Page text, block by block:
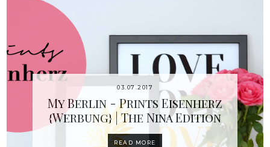
03.07.2017
My Berlin - Prints Eisenherz
{Werbung} | The Nina Edition
READ MORE